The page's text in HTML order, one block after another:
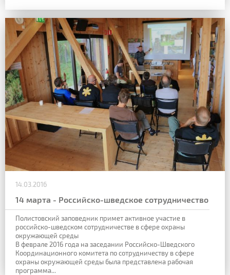
14.03.2016
14 марта - Российско-шведское сотрудничество
Полистовский заповедник примет активное участие в
российско-шведском сотрудничестве в сфере охраны
окружающей среды
В феврале 2016 года на заседании Российско-Шведского
Координационного комитета по сотрудничеству в сфере
охраны окружающей среды была представлена рабочая
программа...